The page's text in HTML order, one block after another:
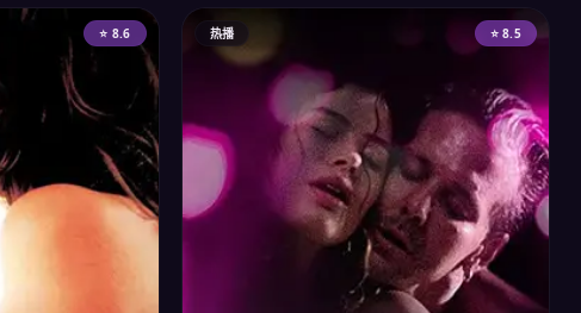
⭐ 8.6 热播 ⭐ 8.5